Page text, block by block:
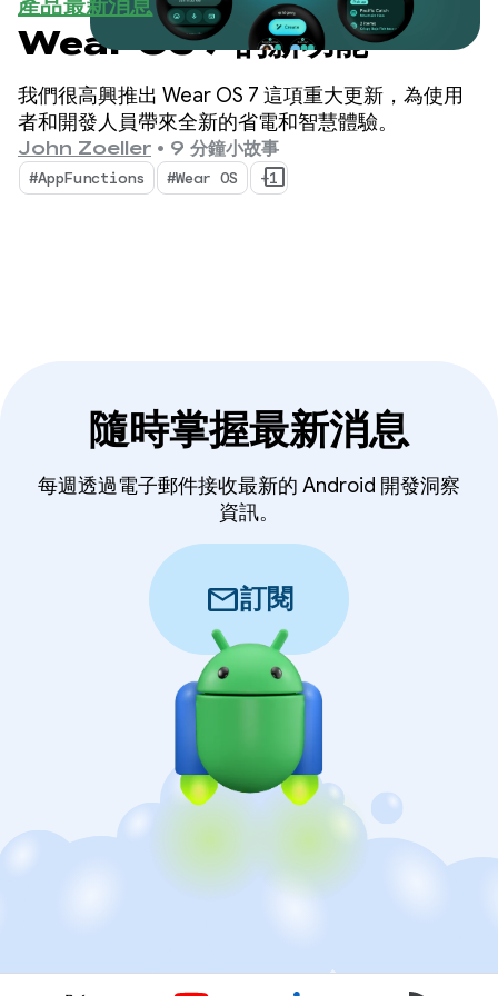
產品最新消息
Wear OS 7 的新功能
我們很高興推出 Wear OS 7 這項重大更新，為使用
者和開發人員帶來全新的省電和智慧體驗。
John Zoeller • 9 分鐘小故事
#AppFunctions #Wear OS +1
隨時掌握最新消息
每週透過電子郵件接收最新的 Android 開發洞察
資訊。
mail訂閱